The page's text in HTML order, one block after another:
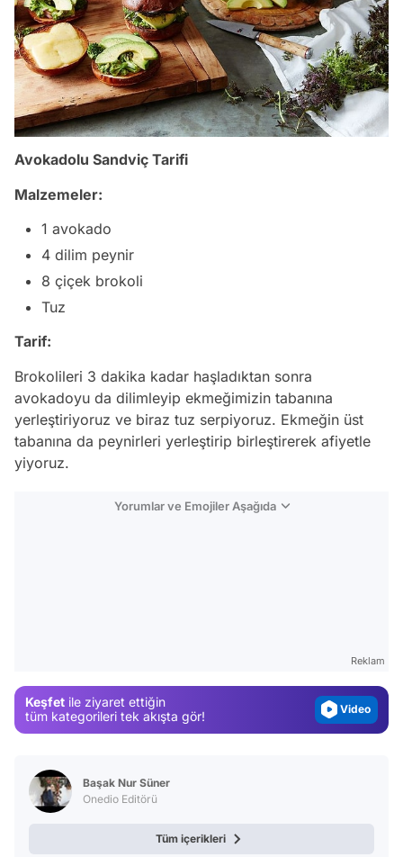
Avokadolu Sandviç Tarifi
Malzemeler:
1 avokado
4 dilim peynir
8 çiçek brokoli
Tuz
Tarif:
Brokolileri 3 dakika kadar haşladıktan sonra
avokadoyu da dilimleyip ekmeğimizin tabanına
yerleştiriyoruz ve biraz tuz serpiyoruz. Ekmeğin üst
tabanına da peynirleri yerleştirip birleştirerek afiyetle
yiyoruz.
Yorumlar ve Emojiler Aşağıda
Reklam
Keşfet ile ziyaret ettiğin
tüm kategorileri tek akışta gör!
Video
Başak Nur Süner
Onedio Editörü
Tüm içerikleri